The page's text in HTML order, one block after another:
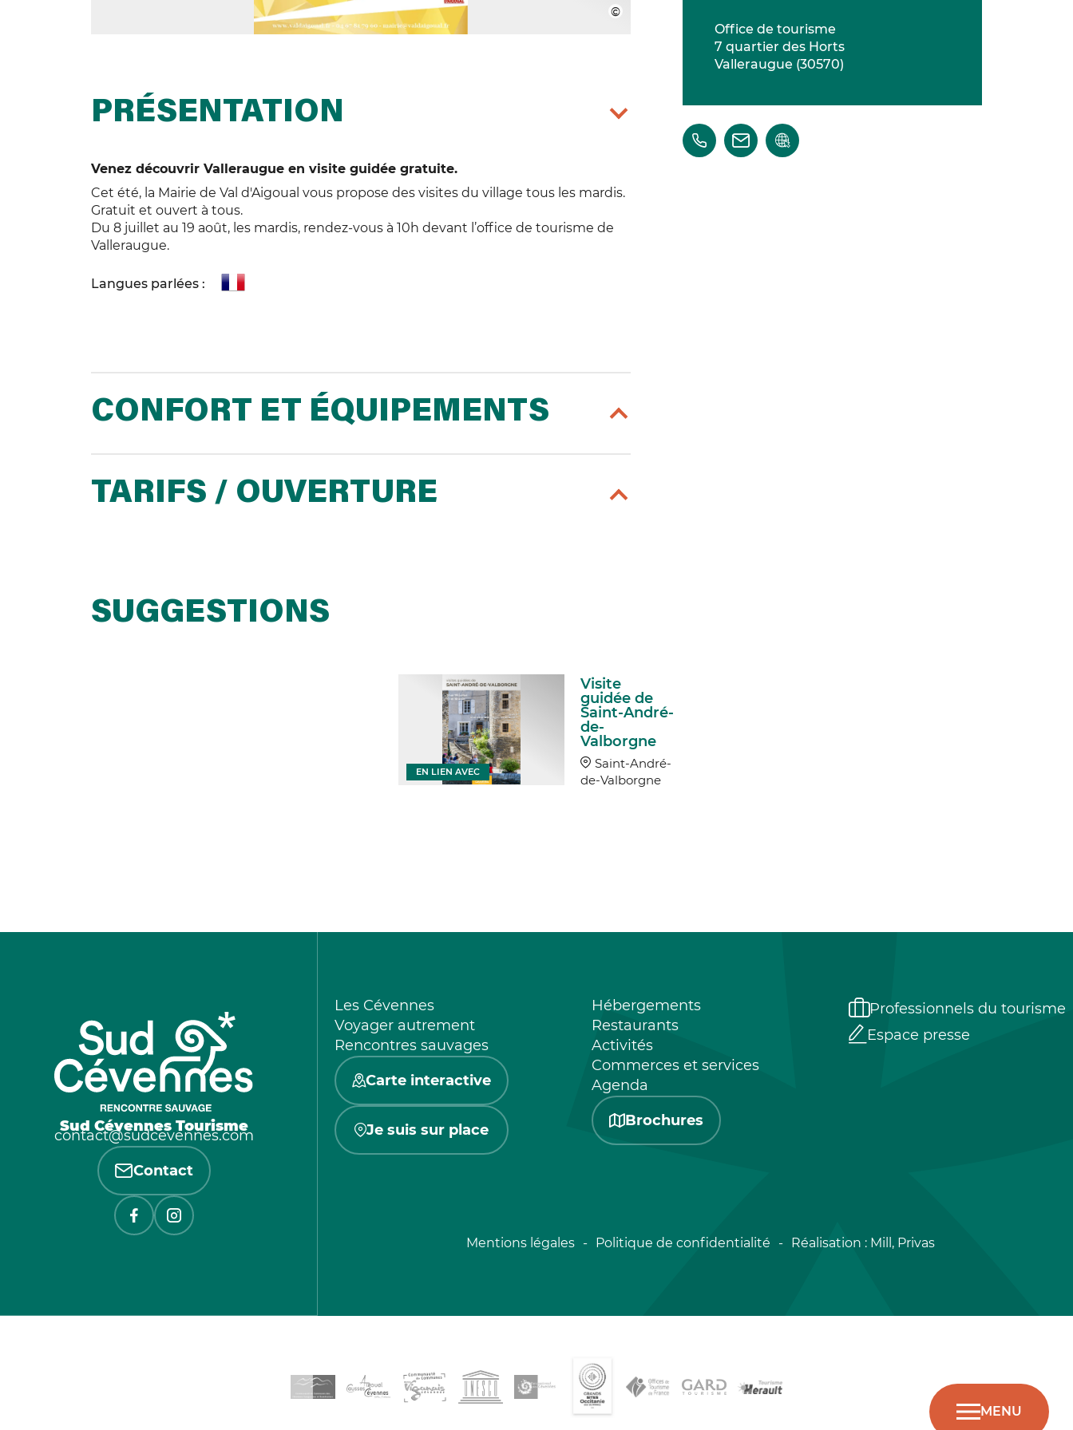
MENU
PRÉSENTATION
Venez découvrir Valleraugue en visite guidée gratuite.
Cet été, la Mairie de Val d'Aigoual vous propose des visites du village tous les mardis.
Gratuit et ouvert à tous.
Du 8 juillet au 19 août, les mardis, rendez-vous à 10h devant l’office de tourisme de
Valleraugue.
Langues parlées :
CONFORT ET ÉQUIPEMENTS
TARIFS / OUVERTURE
Office de tourisme
7 quartier des Horts
Valleraugue (30570)
SUGGESTIONS
Visite
guidée de
Saint-André-
de-
Valborgne
Saint-André-
de-Valborgne
EN LIEN AVEC
Sud Cévennes Tourisme
contact@sudcevennes.com
Contact
Les Cévennes
Voyager autrement
Rencontres sauvages
Carte interactive
Je suis sur place
Hébergements
Restaurants
Activités
Commerces et services
Agenda
Brochures
Professionnels du tourisme
Espace presse
Mentions légales Politique de confidentialité Réalisation : Mill, Privas